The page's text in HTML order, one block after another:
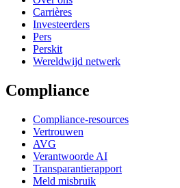
Carrières
Investeerders
Pers
Perskit
Wereldwijd netwerk
Compliance
Compliance-resources
Vertrouwen
AVG
Verantwoorde AI
Transparantierapport
Meld misbruik